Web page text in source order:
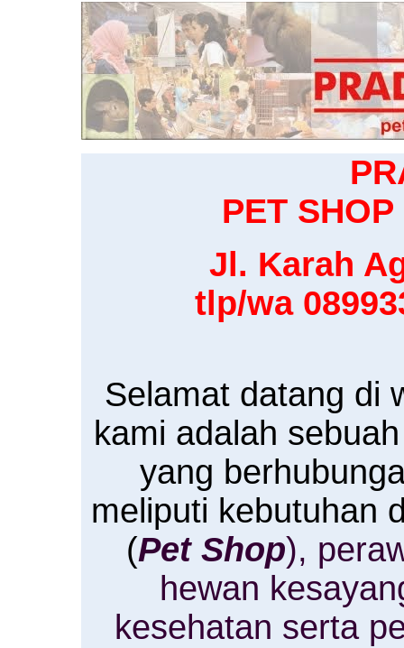
PET
Jl. Karah
tlp/wa
Selamat datang di
kami adalah
yang
meliputi kebutuhan
(Pet Shop),
hewan
kesehatan serta